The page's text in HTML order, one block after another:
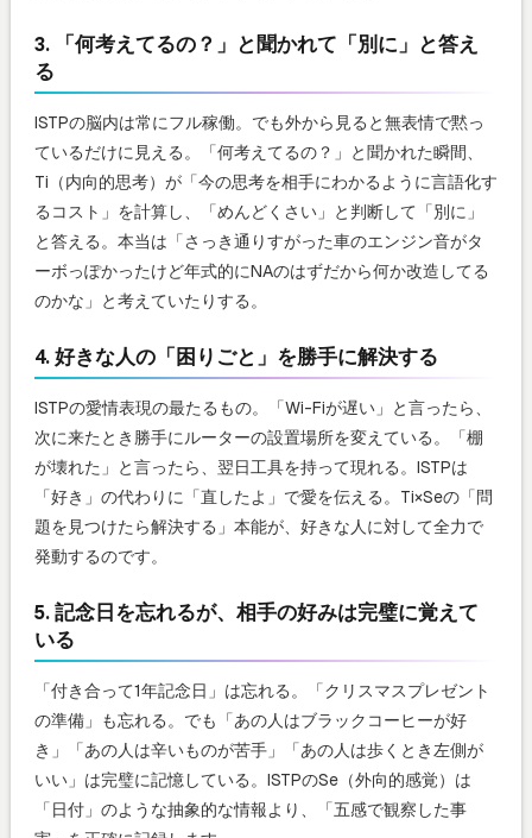
3. 「何考えてるの？」と聞かれて「別に」と答え
る
ISTPの脳内は常にフル稼働。でも外から見ると無表情で黙っ
ているだけに見える。「何考えてるの？」と聞かれた瞬間、
Ti（内向的思考）が「今の思考を相手にわかるように言語化す
るコスト」を計算し、「めんどくさい」と判断して「別に」
と答える。本当は「さっき通りすがった車のエンジン音がタ
ーボっぽかったけど年式的にNAのはずだから何か改造してる
のかな」と考えていたりする。
4. 好きな人の「困りごと」を勝手に解決する
ISTPの愛情表現の最たるもの。「Wi-Fiが遅い」と言ったら、
次に来たとき勝手にルーターの設置場所を変えている。「棚
が壊れた」と言ったら、翌日工具を持って現れる。ISTPは
「好き」の代わりに「直したよ」で愛を伝える。Ti×Seの「問
題を見つけたら解決する」本能が、好きな人に対して全力で
発動するのです。
5. 記念日を忘れるが、相手の好みは完璧に覚えて
いる
「付き合って1年記念日」は忘れる。「クリスマスプレゼント
の準備」も忘れる。でも「あの人はブラックコーヒーが好
き」「あの人は辛いものが苦手」「あの人は歩くとき左側が
いい」は完璧に記憶している。ISTPのSe（外向的感覚）は
「日付」のような抽象的な情報より、「五感で観察した事